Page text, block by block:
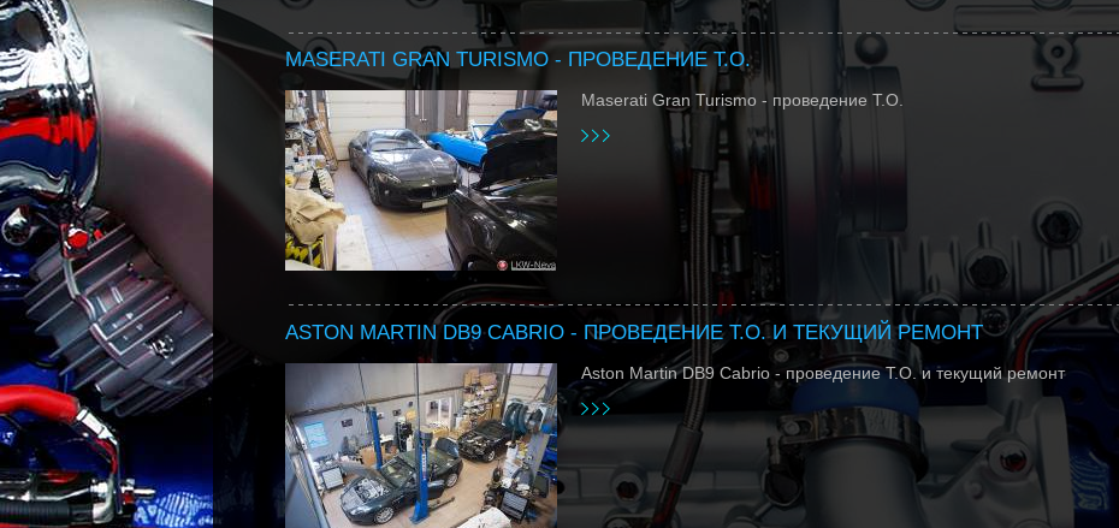
MASERATI GRAN TURISMO - ПРОВЕДЕНИЕ Т.О.
Maserati Gran Turismo - проведение Т.О.
ASTON MARTIN DB9 CABRIO - ПРОВЕДЕНИЕ Т.О. И ТЕКУЩИЙ РЕМОНТ
Aston Martin DB9 Cabrio - проведение Т.О. и текущий ремонт